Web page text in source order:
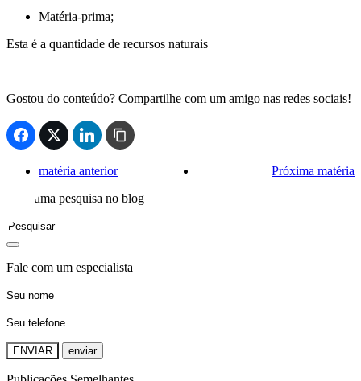
Matéria-prima;
Esta é a quantidade de recursos naturais
Gostou do conteúdo? Compartilhe com um amigo nas redes sociais!
matéria anterior
Próxima matéria
Faça uma pesquisa no blog
Fale com um especialista
ENVIAR